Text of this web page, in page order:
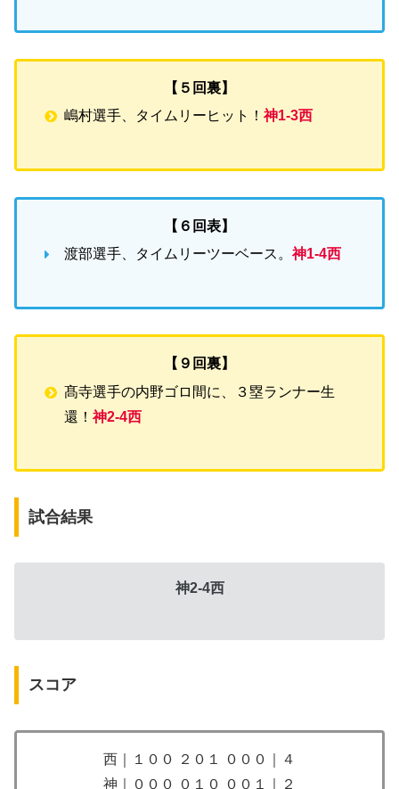
【５回裏】
嶋村選手、タイムリーヒット！神1-3西
【６回表】
渡部選手、タイムリーツーベース。神1-4西
【９回裏】
髙寺選手の内野ゴロ間に、３塁ランナー生
還！神2-4西
試合結果
神2-4西
スコア
西｜１００ ２０１ ０００｜４
神｜０００ ０１０ ００１｜２